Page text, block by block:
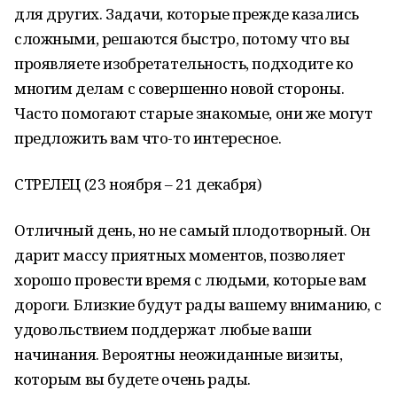
для других. Задачи, которые прежде казались
сложными, решаются быстро, потому что вы
проявляете изобретательность, подходите ко
многим делам с совершенно новой стороны.
Часто помогают старые знакомые, они же могут
предложить вам что-то интересное.
СТРЕЛЕЦ (23 ноября – 21 декабря)
Отличный день, но не самый плодотворный. Он
дарит массу приятных моментов, позволяет
хорошо провести время с людьми, которые вам
дороги. Близкие будут рады вашему вниманию, с
удовольствием поддержат любые ваши
начинания. Вероятны неожиданные визиты,
которым вы будете очень рады.